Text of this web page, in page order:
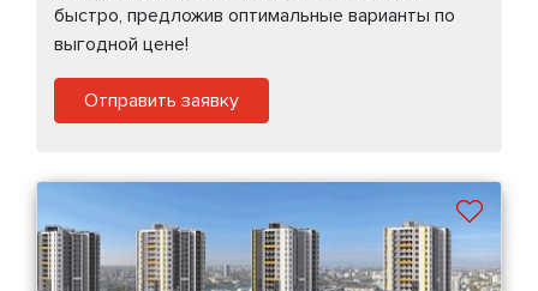
быстро, предложив оптимальные варианты по
выгодной цене!
Отправить заявку